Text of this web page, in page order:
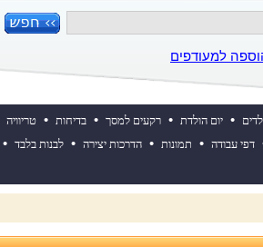
למעודפים
• יום הולדת • רקעים למסך • בדיחות • טריוויה
דפי עבודה • תמונות • הדרכות יצירה • לבנות בלבד •